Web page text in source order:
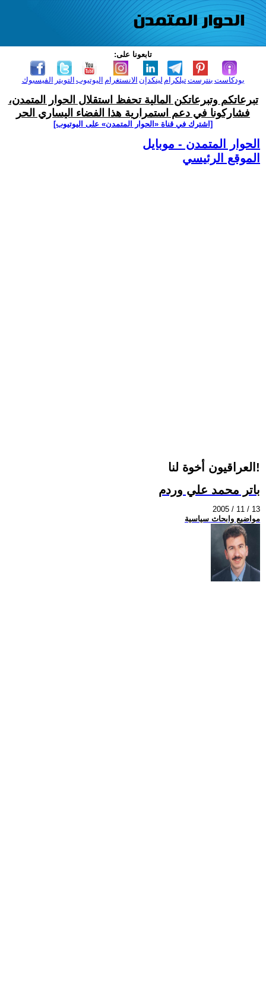
تابعونا على:
الفيسبوك التويتر اليوتيوب الانستغرام لينكدإن تيلكرامبنترست بودكاست
تبرعاتكم وتبرعاتكن المالية تحفظ استقلال الحوار المتمدن،
فشاركونا في دعم استمرارية هذا الفضاء اليساري الحر
[اشترك في قناة ‫«الحوار المتمدن» على اليوتيوب]
الحوار المتمدن - موبايل
الموقع الرئيسي
العراقيون أخوة لنا!
باتر محمد علي وردم
2005 / 11 / 13
مواضيع وابحاث سياسية